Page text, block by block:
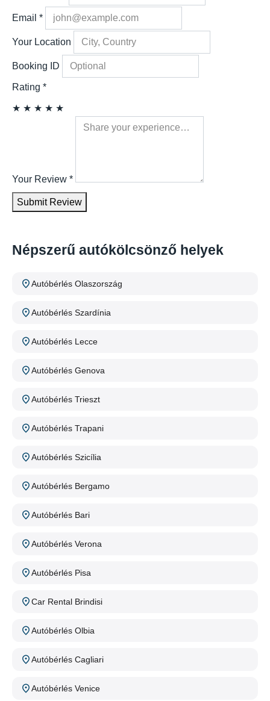
Email *
Your Location
Booking ID
Rating *
★ ★ ★ ★ ★
Your Review *
Submit Review
Népszerű autókölcsönző helyek
Autóbérlés Olaszország
Autóbérlés Szardínia
Autóbérlés Lecce
Autóbérlés Genova
Autóbérlés Trieszt
Autóbérlés Trapani
Autóbérlés Szicília
Autóbérlés Bergamo
Autóbérlés Bari
Autóbérlés Verona
Autóbérlés Pisa
Car Rental Brindisi
Autóbérlés Olbia
Autóbérlés Cagliari
Autóbérlés Venice